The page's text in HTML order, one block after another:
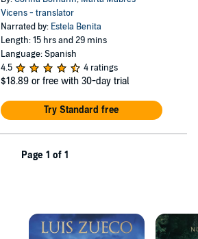
Vicens - translator
Narrated by: Estela Benita
Length: 15 hrs and 29 mins
Language: Spanish
4.5
4 ratings
$18.89 or free with 30-day trial
Try Standard free
Page 1 of 1